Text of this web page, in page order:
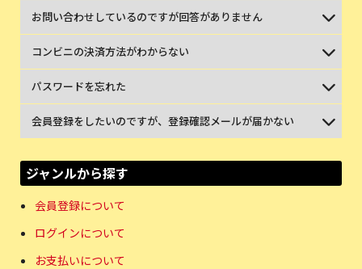
お問い合わせしているのですが回答がありません
コンビニの決済方法がわからない
パスワードを忘れた
会員登録をしたいのですが、登録確認メールが届かない
ジャンルから探す
会員登録について
ログインについて
お支払いについて